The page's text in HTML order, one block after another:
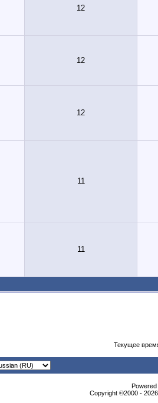
12
12
12
11
11
Текущее
Copyright ©2000 -